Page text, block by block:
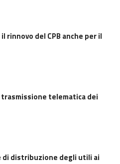
rinnovo del CPB anche per il
telematica dei
di distribuzione degli utili ai